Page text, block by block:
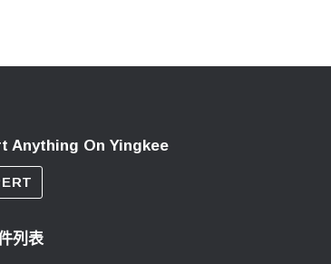
Anything On Yingkee
列表